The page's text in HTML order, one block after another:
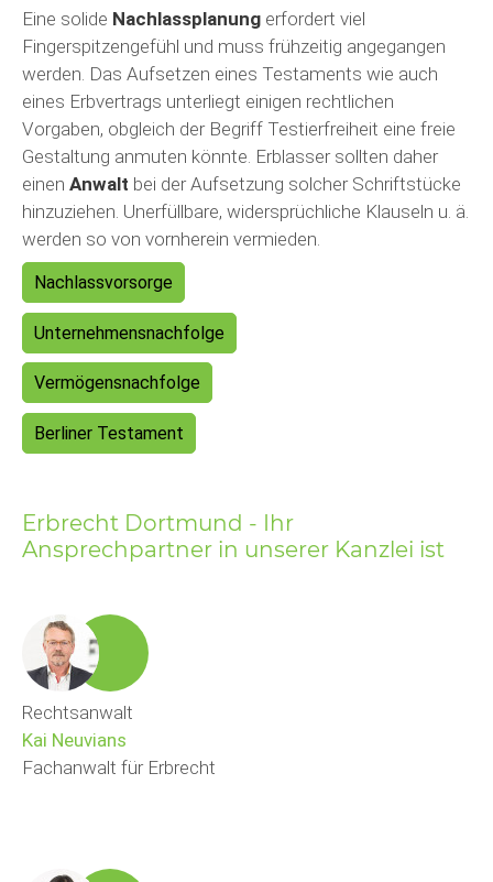
Eine solide Nachlassplanung erfordert viel
Fingerspitzengefühl und muss frühzeitig angegangen
werden. Das Aufsetzen eines Testaments wie auch
eines Erbvertrags unterliegt einigen rechtlichen
Vorgaben, obgleich der Begriff Testierfreiheit eine freie
Gestaltung anmuten könnte. Erblasser sollten daher
einen Anwalt bei der Aufsetzung solcher Schriftstücke
hinzuziehen. Unerfüllbare, widersprüchliche Klauseln u. ä.
werden so von vornherein vermieden.
Nachlassvorsorge
Unternehmensnachfolge
Vermögensnachfolge
Berliner Testament
Erbrecht Dortmund - Ihr
Ansprechpartner in unserer Kanzlei ist
Rechtsanwalt
Kai Neuvians
Fachanwalt für Erbrecht